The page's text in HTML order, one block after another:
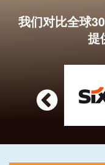
我们对比全球
提
